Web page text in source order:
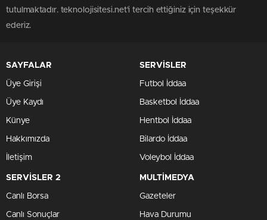
tutulmaktadır. teknolojisitesi.net'i tercih ettiğiniz için teşekkür
ederiz.
SAYFALAR
Üye Girişi
Üye Kaydı
Künye
Hakkımızda
İletişim
SERVİSLER
Futbol İddaa
Basketbol İddaa
Hentbol İddaa
Bilardo İddaa
Voleybol İddaa
SERVİSLER 2
Canlı Borsa
Canlı Sonuçlar
MULTİMEDYA
Gazeteler
Hava Durumu